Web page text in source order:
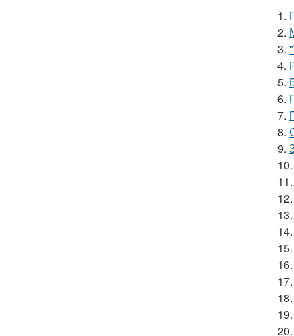
1.
2.
3.
4.
5.
6.
7.
8.
9.
10.
11.
12.
13.
14.
15.
16.
17.
18.
19.
20.